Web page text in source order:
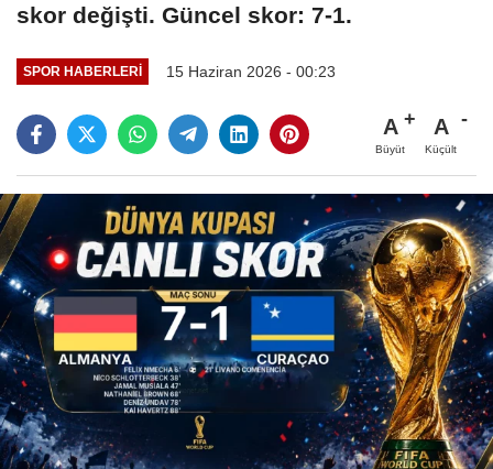
skor değişti. Güncel skor: 7-1.
SPOR HABERLERI 15 Haziran 2026 - 00:23
A
Büyüt
A
Küçült